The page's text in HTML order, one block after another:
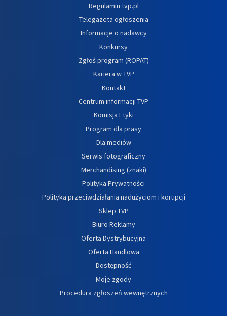
Regulamin tvp.pl
Telegazeta ogłoszenia
Informacje o nadawcy
Konkursy
Zgłoś program (ROPAT)
Kariera w TVP
Kontakt
Centrum informacji TVP
Komisja Etyki
Program dla prasy
Dla mediów
Serwis fotograficzny
Merchandising (znaki)
Polityka Prywatności
Polityka przeciwdziałania nadużyciom i korupcji
Sklep TVP
Biuro Reklamy
Oferta Dystrybucyjna
Oferta Handlowa
Dostępność
Moje zgody
Procedura zgłoszeń wewnętrznych